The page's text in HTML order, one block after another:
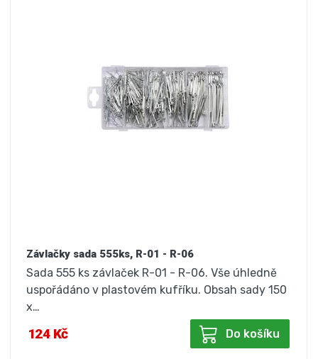
Závlačky sada 555ks, R-01 - R-06
Sada 555 ks závlaček R-01 - R-06. Vše úhledně
uspořádáno v plastovém kufříku. Obsah sady 150
x…
124 Kč Do košíku